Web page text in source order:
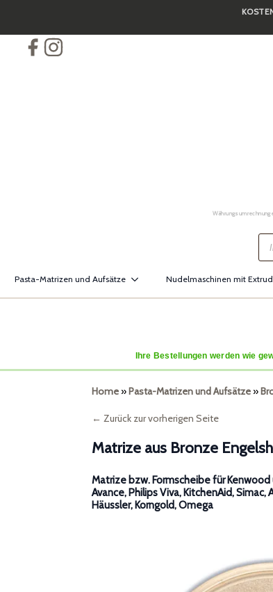
content
Pasta-Matrizen und Aufsätze Nudelmaschinen mit
Ihre Bestellungen werden wie
Home»Pasta-Matrizen und Aufsätze»
← Zurück zur vorherigen Seite
Matrize aus Bronze
Matrize bzw. Formscheibe für
Avance, Philips Viva, KitchenAid, Simac,
Häussler, Korngold, Omega